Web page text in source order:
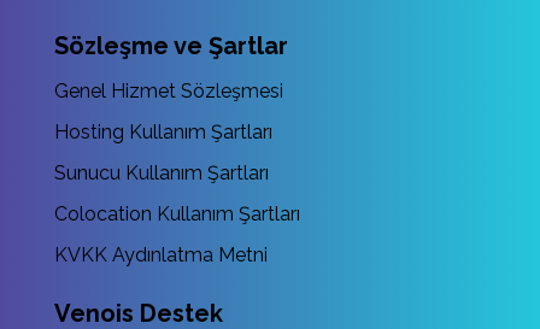
Sözleşme ve Şartlar
Genel Hizmet Sözleşmesi
Hosting Kullanım Şartları
Sunucu Kullanım Şartları
Colocation Kullanım Şartları
KVKK Aydınlatma Metni
Venois Destek